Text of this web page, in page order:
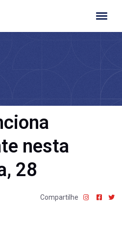
nesta
28
Compartilhe